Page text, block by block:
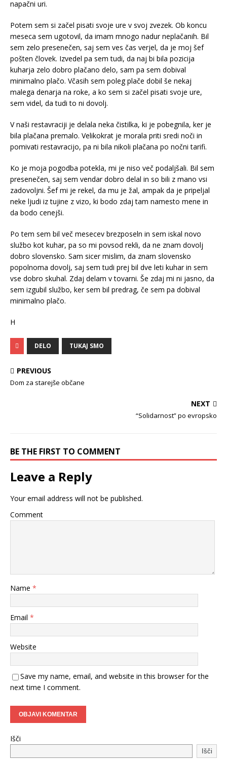
napačni uri.
Potem sem si začel pisati svoje ure v svoj zvezek. Ob koncu
meseca sem ugotovil, da imam mnogo nadur neplačanih. Bil
sem zelo presenečen, saj sem ves čas verjel, da je moj šef
pošten človek. Izvedel pa sem tudi, da naj bi bila pozicija
kuharja zelo dobro plačano delo, sam pa sem dobival
minimalno plačo. Včasih sem poleg plače dobil še nekaj
malega denarja na roke, a ko sem si začel pisati svoje ure,
sem videl, da tudi to ni dovolj.
V naši restavraciji je delala neka čistilka, ki je pobegnila, ker je
bila plačana premalo. Velikokrat je morala priti sredi noči in
pomivati restavracijo, pa ni bila nikoli plačana po nočni tarifi.
Ko je moja pogodba potekla, mi je niso več podaljšali. Bil sem
presenečen, saj sem vendar dobro delal in so bili z mano vsi
zadovoljni. Šef mi je rekel, da mu je žal, ampak da je pripeljal
neke ljudi iz tujine z vizo, ki bodo zdaj tam namesto mene in
da bodo cenejši.
Po tem sem bil več mesecev brezposeln in sem iskal novo
službo kot kuhar, pa so mi povsod rekli, da ne znam dovolj
dobro slovensko. Sam sicer mislim, da znam slovensko
popolnoma dovolj, saj sem tudi prej bil dve leti kuhar in sem
vse dobro skuhal. Zdaj delam v tovarni. Še zdaj mi ni jasno, da
sem izgubil službo, ker sem bil predrag, če sem pa dobival
minimalno plačo.
H
DELO TUKAJ SMO
PREVIOUS
Dom za starejše občane
NEXT
“Solidarnost” po evropsko
BE THE FIRST TO COMMENT
Leave a Reply
Your email address will not be published.
Comment
Name *
Email *
Website
Save my name, email, and website in this browser for the
next time I comment.
Išči
Išči